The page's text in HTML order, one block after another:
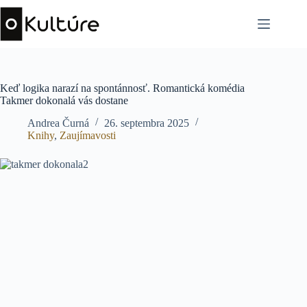
Skip
to
content
Keď logika narazí na spontánnosť. Romantická komédia
Takmer dokonalá vás dostane
Andrea Čurná
26. septembra 2025
Knihy, Zaujímavosti